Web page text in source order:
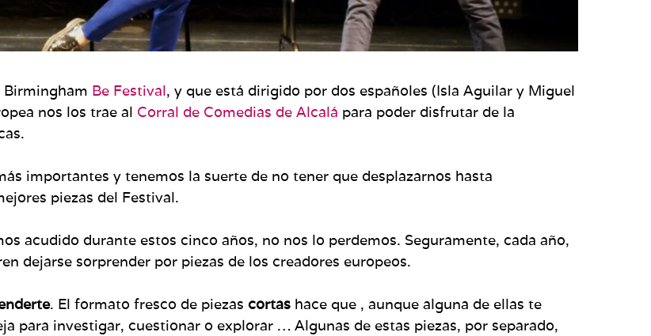
Birmingham Be Festival, y que está dirigido por dos españoles (Isla Aguilar y Miguel
nos los trae al Corral de Comedias de Alcalá para poder disfrutar de la
importantes y tenemos la suerte de no tener que desplazarnos hasta
piezas del Festival.
acudido durante estos cinco años, no nos lo perdemos. Seguramente, cada año,
dejarse sorprender por piezas de los creadores europeos.
. El formato fresco de piezas cortas hace que , aunque alguna de ellas te
para investigar, cuestionar o explorar … Algunas de estas piezas, por separado,